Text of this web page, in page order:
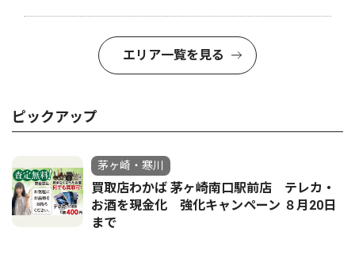
エリア一覧を見る
ピックアップ
茅ヶ崎・寒川
買取店わかば 茅ヶ崎南口駅前店 テレカ・
お酒を現金化 強化キャンペーン ８月20日
まで